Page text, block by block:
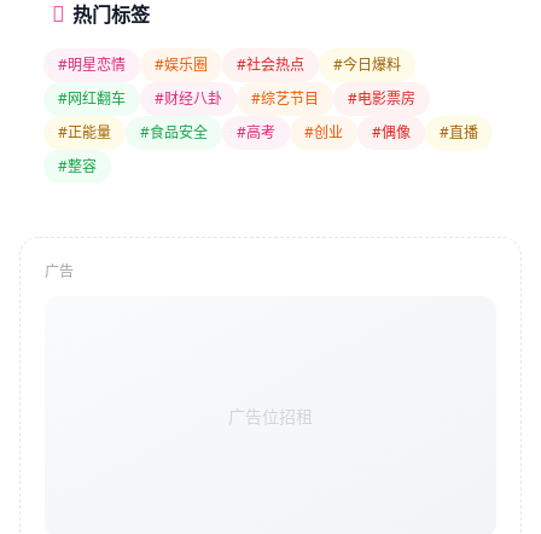
热门标签
#明星恋情 #娱乐圈 #社会热点
#今日爆料
#网红翻车
#财经八卦 #综艺节目
#电影票房
#正能量
#食品安全 #高考 #创业 #偶像
#直播
#整容
广告
广告位招租